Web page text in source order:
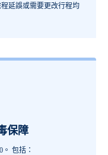
延誤或需要更改行程均
保障
包括：